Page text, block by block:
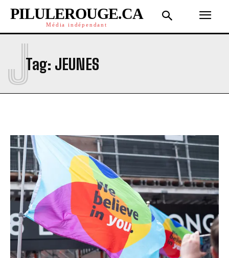
PILULEROUGE.CA
Média indépendant
Tag: JEUNES
J